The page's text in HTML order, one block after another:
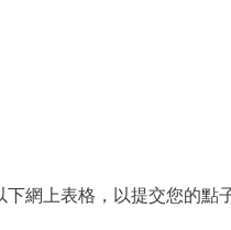
網上表格，以提交您的點子